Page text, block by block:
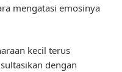
mengatasi emosinya
kecil terus
dengan